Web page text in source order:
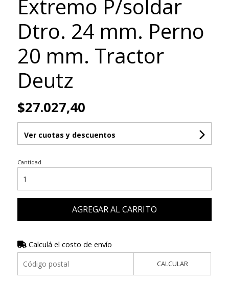
Extremo P/soldar
Dtro. 24 mm. Perno
20 mm. Tractor
Deutz
$27.027,40
Ver cuotas y descuentos
Cantidad
AGREGAR AL CARRITO
Calculá el costo de envío
CALCULAR